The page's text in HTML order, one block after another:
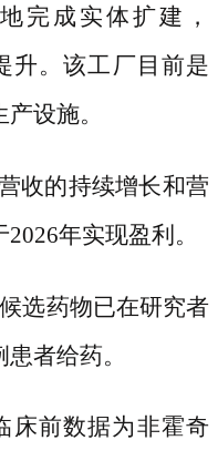
完成实体扩建，
升。该工厂目前是
设施。
收的持续增长和营
2026年实现盈利。
选药物已在研究者
者给药。
床前数据为非霍奇